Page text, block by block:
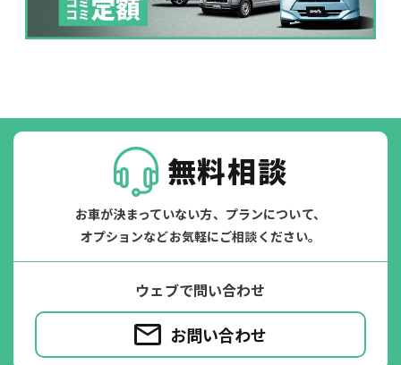
※たすカッターをご利用頂く場合、免責金額が１回あたり5,000円
掛かります。
無料相談
お車が決まっていない方、プランについて、
オプションなどお気軽にご相談ください。
ウェブで問い合わせ
お問い合わせ